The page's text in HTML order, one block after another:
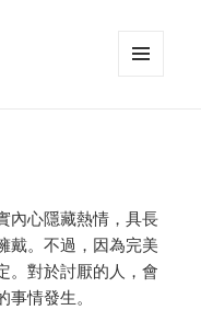
內心隱藏熱情，具長
戴。不過，因為完美
。對於討厭的人，會
情發生。